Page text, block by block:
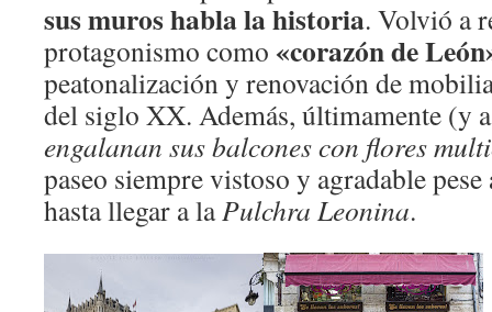
sus muros habla la historia. Volvió a
protagonismo como «corazón de
peatonalización y renovación de
del siglo XX. Además, últimamente (y
engalanan sus balcones con flores
paseo siempre vistoso y agradable
hasta llegar a laPulchra Leonina.